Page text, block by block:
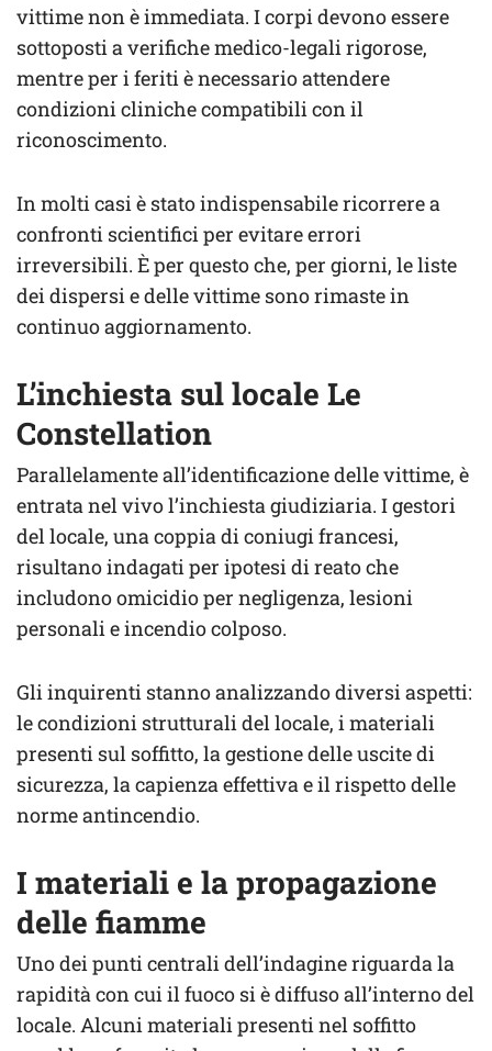
vittime non è immediata. I corpi devono essere
sottoposti a verifiche medico-legali rigorose,
mentre per i feriti è necessario attendere
condizioni cliniche compatibili con il
riconoscimento.
In molti casi è stato indispensabile ricorrere a
confronti scientifici per evitare errori
irreversibili. È per questo che, per giorni, le liste
dei dispersi e delle vittime sono rimaste in
continuo aggiornamento.
L’inchiesta sul locale Le
Constellation
Parallelamente all’identificazione delle vittime, è
entrata nel vivo l’inchiesta giudiziaria. I gestori
del locale, una coppia di coniugi francesi,
risultano indagati per ipotesi di reato che
includono omicidio per negligenza, lesioni
personali e incendio colposo.
Gli inquirenti stanno analizzando diversi aspetti:
le condizioni strutturali del locale, i materiali
presenti sul soffitto, la gestione delle uscite di
sicurezza, la capienza effettiva e il rispetto delle
norme antincendio.
I materiali e la propagazione
delle fiamme
Uno dei punti centrali dell’indagine riguarda la
rapidità con cui il fuoco si è diffuso all’interno del
locale. Alcuni materiali presenti nel soffitto